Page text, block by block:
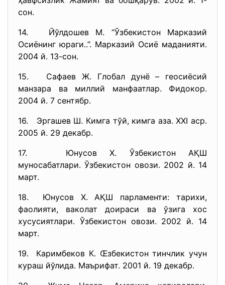
сон.
14. Йўлдошев М. “Ўзбекистон Марказий
Осиёнинг юраги..”. Марказий Осиё маданияти.
2004 й. 13-сон.
15. Сафаев Ж. Глобал дунё – геосиёсий
манзара ва миллий манфаатлар. Фидокор.
2004 й. 7 сентябр.
16. Эргашев Ш. Кимга тўй, кимга аза. XXI аср.
2005 й. 29 декабр.
17. Юнусов Х. Ўзбекистон АҚШ
муносабатлари. Ўзбекистон овози. 2002 й. 14
март.
18. Юнусов Х. АҚШ парламенти: тарихи,
фаолияти, ваколат доираси ва ўзига хос
хусусиятлари. Ўзбекистон овози. 2002 й. 14
март.
19. Каримбеков К. Œзбекистон тинчлик учун
кураш йўлида. Маърифат. 2001 й. 19 декабр.